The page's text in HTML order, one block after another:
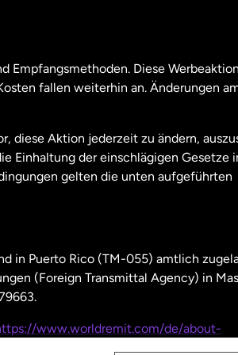
Empfangsmethoden. Diese
fallen weiterhin an. Änderungen
diese Aktion jederzeit zu ändern,
Einhaltung der einschlägigen Gesetze
gelten die unten aufgeführten
in Puerto Rico (TM-055) amtlich
(Foreign Transmittal Agency) in
www.worldremit.com/de/about-